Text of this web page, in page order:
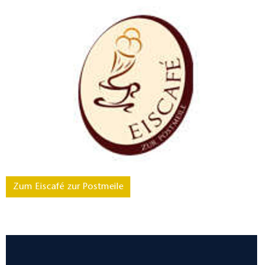
Zum Eiscafé zur Postmeile